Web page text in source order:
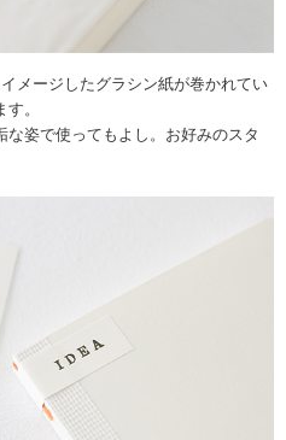
メージしたグラシン紙が巻かれてい
。
姿で使ってもよし。お好みのスタ